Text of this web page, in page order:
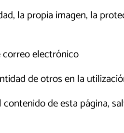
la propia imagen, la
electrónico
de otros en la
de esta página,